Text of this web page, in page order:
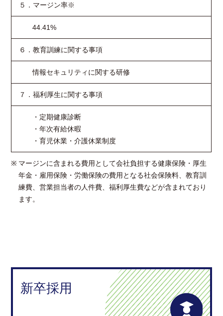
５．マージン率※
44.41%
６．教育訓練に関する事項
情報セキュリティに関する研修
７．福利厚生に関する事項
・定期健康診断
・年次有給休暇
・育児休業・介護休業制度
マージンに含まれる費用として会社負担する健康保険・厚生
年金・雇用保険・労働保険の費用となる社会保険料、教育訓
練費、営業担当者の人件費、福利厚生費などが含まれており
ます。
新卒採用